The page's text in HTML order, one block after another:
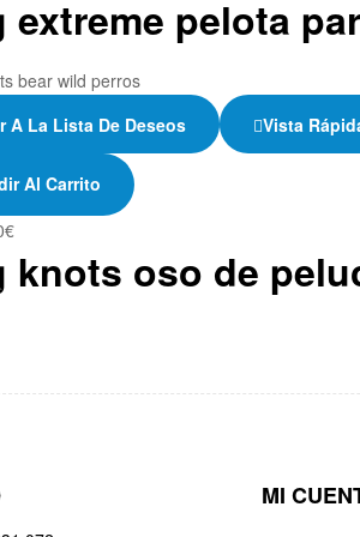
extreme pelota
A La Lista De Deseos Vista
Al Carrito
€
knots oso de
MI